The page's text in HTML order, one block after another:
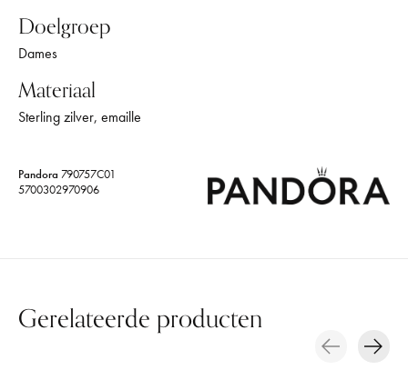
Doelgroep
Dames
Materiaal
Sterling zilver, emaille
Pandora 790757C01
5700302970906
Gerelateerde producten